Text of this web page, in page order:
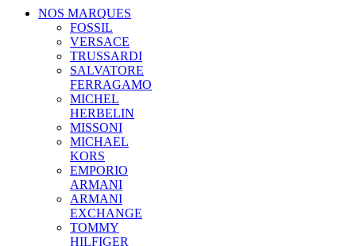
NOS MARQUES
FOSSIL
VERSACE
TRUSSARDI
SALVATORE
FERRAGAMO
MICHEL
HERBELIN
MISSONI
MICHAEL
KORS
EMPORIO
ARMANI
ARMANI
EXCHANGE
TOMMY
HILFIGER